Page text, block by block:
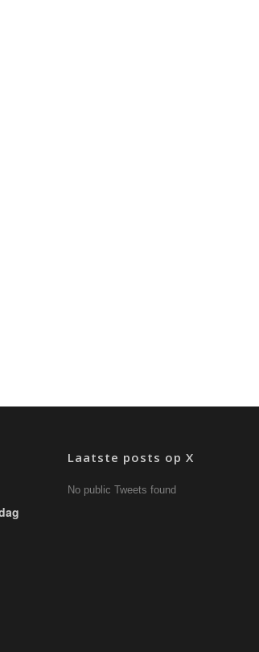
Laatste posts op X
No public Tweets found